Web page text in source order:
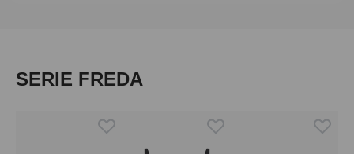
Produktgalerie überspringen
SERIE FREDA